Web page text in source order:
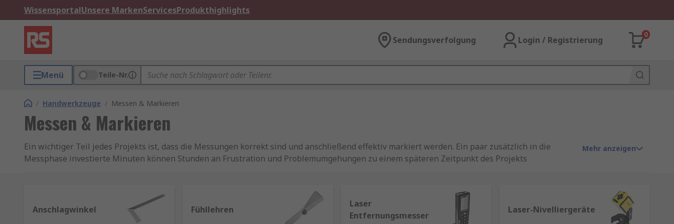
WissensportalUnsere MarkenServicesProdukthighlights
Sendungsverfolgung Login / Registrierung
0
Menü Teile-Nr.
/ Handwerkzeuge / Messen & Markieren
Messen & Markieren
Ein wichtiger Teil jedes Projekts ist, dass die Messungen korrekt sind und anschließend effektiv markiert werden. Ein paar zusätzlich in die
Messphase investierte Minuten können Stunden an Frustration und Problemumgehungen zu einem späteren Zeitpunkt des Projekts
Bandmaße – Zum Messen von Länge, Breite und Höhe von Objekten in Zentimetern und Zoll.
Kombinationswinkel – Ein vielseitiges, verstellbares Messwerkzeug, das Objekte für präzises Arbeiten schnell und genau misst. Ein
Mehr anzeigen
Anschlagwinkel Fühllehren
Laser
Entfernungsmesser
Laser-Nivelliergeräte